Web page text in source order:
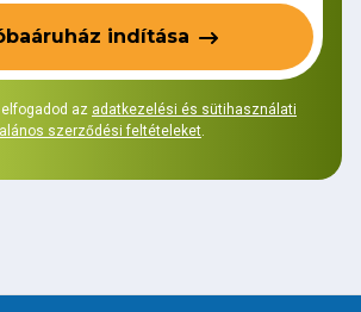
indítása
az adatkezelési és sütihasználati
szerződési feltételeket